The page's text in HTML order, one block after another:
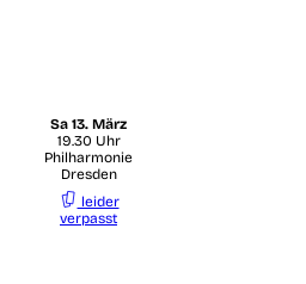
Sa 13. März
19.30 Uhr
Philharmonie
Dresden
leider
verpasst